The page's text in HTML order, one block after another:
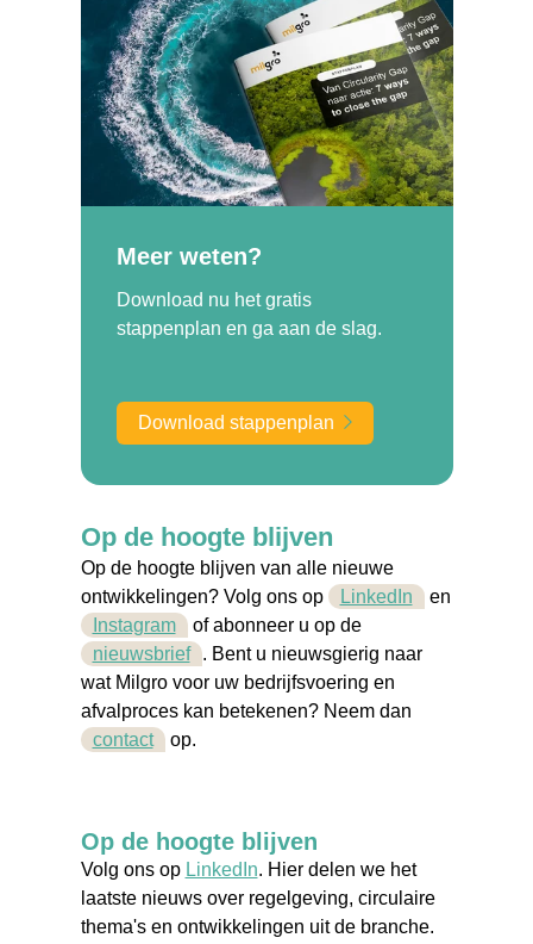
Meer weten?
Download nu het gratis
stappenplan en ga aan de slag.
Download stappenplan
Op de hoogte blijven
Op de hoogte blijven van alle nieuwe
ontwikkelingen? Volg ons op
LinkedIn
en
Instagram of abonneer u op de
nieuwsbrief . Bent u nieuwsgierig naar
wat Milgro voor uw bedrijfsvoering en
afvalproces kan betekenen? Neem dan
contact op.
Op de hoogte blijven
Volg ons op LinkedIn. Hier delen we het
laatste nieuws over regelgeving, circulaire
thema's en ontwikkelingen uit de branche.